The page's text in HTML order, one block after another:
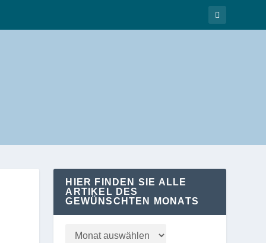
HIER FINDEN SIE ALLE
ARTIKEL DES
GEWÜNSCHTEN MONATS